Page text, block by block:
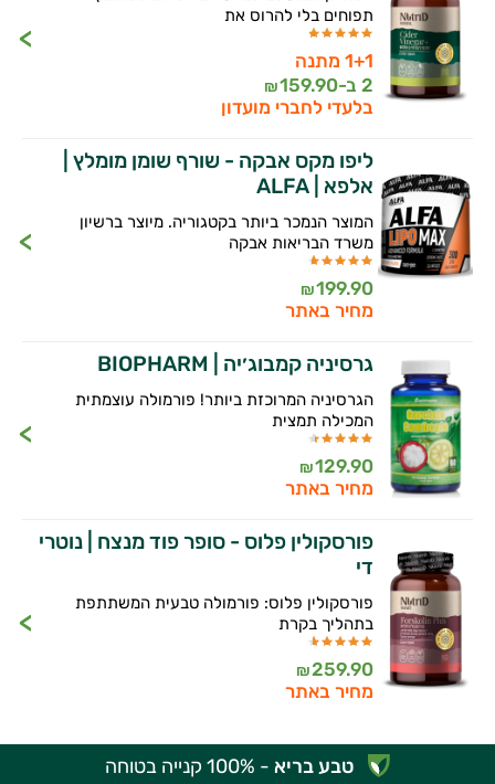
תפוחים בלי להרוס את
1+1 מתנה
2 ב-
159.90
₪
בלעדי לחברי מועדון
ליפו מקס אבקה - שורף שומן מומלץ |
אלפא | ALFA
המוצר הנמכר ביותר בקטגוריה. מיוצר ברשיון
משרד הבריאות אבקה
199.90
₪
מחיר באתר
גרסיניה קמבוג׳יה | BIOPHARM
הגרסיניה המרוכזת ביותר! פורמולה עוצמתית
המכילה תמצית
129.90
₪
מחיר באתר
פורסקולין פלוס - סופר פוד מנצח | נוטרי
די
פורסקולין פלוס: פורמולה טבעית המשתתפת
בתהליך בקרת
259.90
₪
מחיר באתר
טבע בריא - 100% קנייה בטוחה